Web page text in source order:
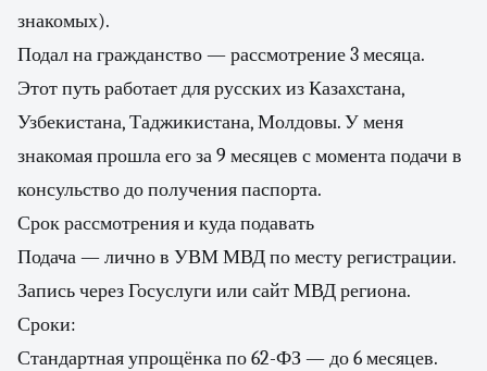
знакомых).
Подал на гражданство — рассмотрение 3 месяца.
Этот путь работает для русских из Казахстана,
Узбекистана, Таджикистана, Молдовы. У меня
знакомая прошла его за 9 месяцев с момента подачи в
консульство до получения паспорта.
Срок рассмотрения и куда подавать
Подача — лично в УВМ МВД по месту регистрации.
Запись через Госуслуги или сайт МВД региона.
Сроки:
Стандартная упрощёнка по 62-ФЗ — до 6 месяцев.